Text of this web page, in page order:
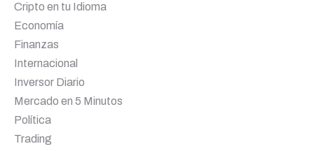
Cripto en tu Idioma
Economía
Finanzas
Internacional
Inversor Diario
Mercado en 5 Minutos
Política
Trading